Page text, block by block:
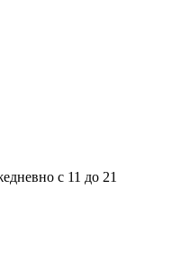
с 11 до 21